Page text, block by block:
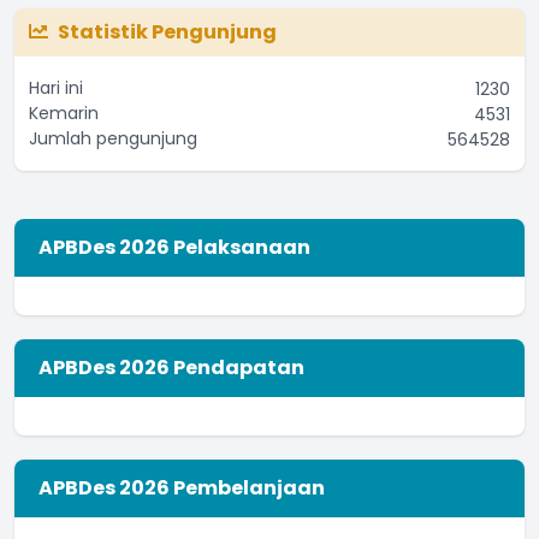
Apakah produsen sudah memiliki Ijin Rumah Tangga
(IRT)?
...selengkapnya
Yoseph Mario
02 September 2021 11:53:33
Statistik Pengunjung
Hari ini
1230
Kemarin
4531
Jumlah pengunjung
564528
APBDes 2026 Pelaksanaan
APBDes 2026 Pendapatan
APBDes 2026 Pembelanjaan